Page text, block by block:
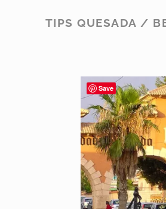
TIPS QUESADA /
Save